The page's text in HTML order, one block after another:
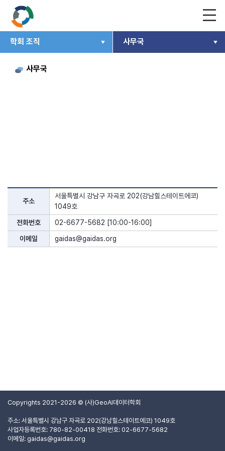
학회 조직 사무국
사무국
주소
서울특별시 강남구 자곡로 202(강남힐스테이트에코)
1049호
전화번호
02-6677-5682 [10:00-16:00]
이메일
gaidas@gaidas.org
Copyrights 2021-2026 © (사)GeoAI데이터학회
주소: 서울특별시 강남구 자곡로 202(강남힐스테이트에코) 1049호
사업자등록번호: 780-82-00418 전화번호: 02-6677-5682
이메일: gaidas@gaidas.org